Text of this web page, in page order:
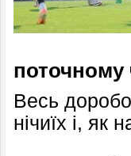
поточному
Весь
нічиїх і, як